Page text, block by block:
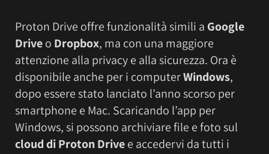
Proton Drive offre funzionalità simili a Google
Driveo Dropbox, ma con una maggiore
attenzione alla privacy e alla sicurezza. Ora è
disponibile anche per i computerWindows,
dopo essere stato lanciato l’anno scorso per
smartphone e Mac. Scaricando l’app per
Windows, si possono archiviare file e foto sul
cloud di Proton Drivee accedervi da tutti i